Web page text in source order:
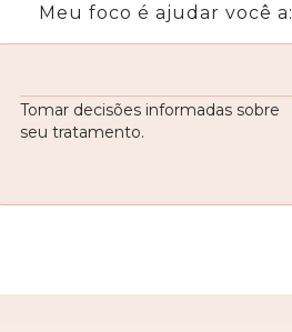
Meu foco é ajudar você a:
Tomar decisões informadas sobre
seu tratamento.